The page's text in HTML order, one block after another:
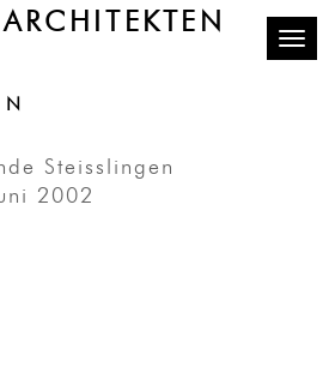
HAUPTSCHULE
Steisslingen
2002